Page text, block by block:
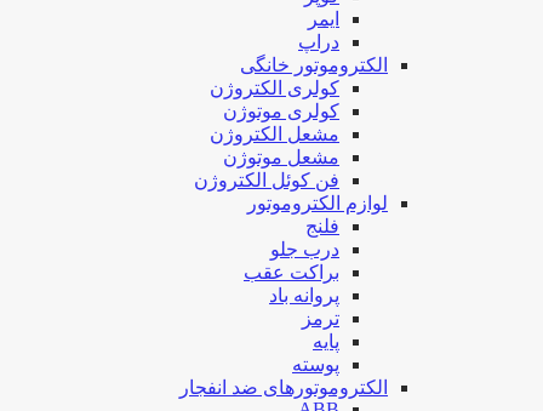
ایمر
دراپ
الکتروموتور خانگی
کولری الکتروژن
کولری موتوژن
مشعل الکتروژن
مشعل موتوژن
فن کوئل الکتروژن
لوازم الکتروموتور
فلنج
درب جلو
براکت عقب
پروانه باد
ترمز
پایه
پوسته
الکتروموتورهای ضد انفجار